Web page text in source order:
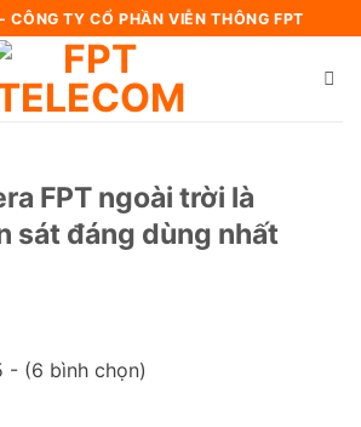
CÔNG TY CỔ PHẦN VIỄN THÔNG FPT
FPT ngoài trời là
sát đáng dùng nhất
- (6 bình chọn)